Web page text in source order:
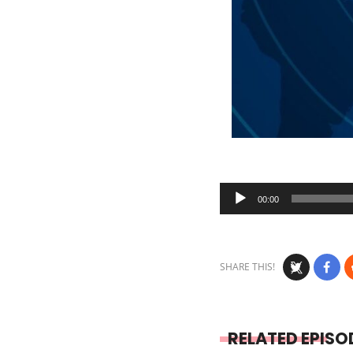
Audio
Player
00:00
SHARE THIS!
RELATED